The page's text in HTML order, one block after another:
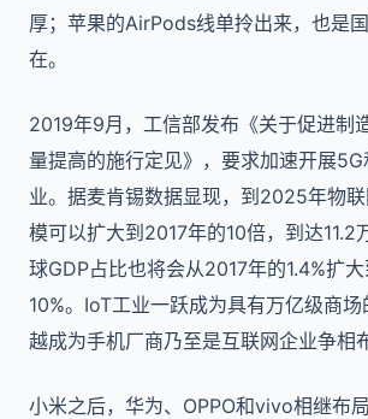
厚；苹果的AirPods线单拎出来，也是
在。
2019年9月，工信部发布《关于促进制
量提高的施行定见》，要求加速开展
业。据麦肯锡数据显现，到2025年物
模可以扩大到2017年的10倍，到达11.2
球GDP占比也将会从2017年的1.4%扩
10%。IoT工业一跃成为具有万亿级商
越成为手机厂商乃至是互联网企业争相
小米之后，华为、OPPO和vivo相继布